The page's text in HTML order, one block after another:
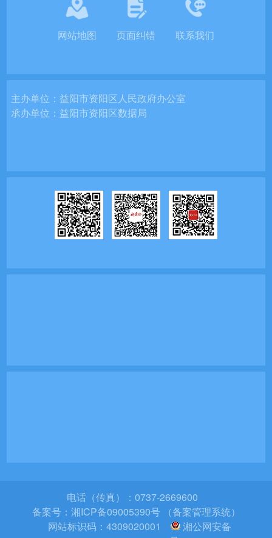
网站地图 页面纠错 联系我们
主办单位：益阳市资阳区人民政府办公室
承办单位：益阳市资阳区数据局
电话（传真）：0737-2669600
备案号： 湘ICP备09005390号 （备案管理系统）
网站标识码：4309020001
湘公网安备